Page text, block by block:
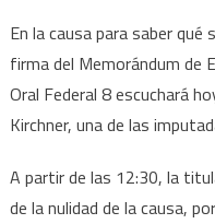
En la causa para saber
firma del Memorándum de
Oral Federal 8 escuchará
Kirchner, una de las
A partir de las 12:30, la
de la nulidad de la causa,